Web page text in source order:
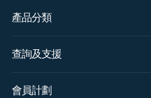
產品分類
查詢及支援
會員計劃